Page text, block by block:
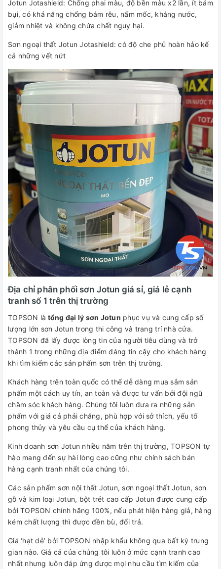
Jotun Jotashield: Chống phai màu, độ bền màu x2 lần, ít bám
bụi, có khả năng chống bám rêu, nấm mốc, kháng nước,
giảm nhiệt và không chứa chất nguy hại.
Sơn ngoại thất Jotun Jotashield: có độ che phủ hoàn hảo kể
cả những vết nứt
Địa chỉ phân phối sơn Jotun giá sỉ, giá lẻ cạnh
tranh số 1 trên thị trường
TOPSON là tổng đại lý sơn Jotun phục vụ và cung cấp số
lượng lớn sơn Jotun trong thi công và trang trí nhà cửa.
TOPSON đã lấy được lòng tin của người tiêu dùng và trở
thành 1 trong những địa điểm đáng tin cậy cho khách hàng
khi tìm kiếm các sản phẩm sơn trên thị trường.
Khách hàng trên toàn quốc có thể dễ dàng mua sắm sản
phẩm một cách uy tín, an toàn và được tư vấn bởi đội ngũ
chăm sóc khách hàng. Chúng tôi luôn đưa ra những sản
phẩm với giá cả phải chăng, phù hợp với sở thích, yếu tố
phong thủy và yêu cầu cụ thể của khách hàng.
Kinh doanh sơn Jotun nhiều năm trên thị trường, TOPSON tự
hào mang đến sự hài lòng cao cũng như chính sách bán
hàng cạnh tranh nhất của chúng tôi.
Các sản phẩm sơn nội thất Jotun, sơn ngoại thất Jotun, sơn
gỗ và kim loại Jotun, bột trét cao cấp Jotun được cung cấp
bởi TOPSON chính hãng 100%, nếu phát hiện hàng giả, hàng
kém chất lượng thì được đền bù, đổi trả.
Giá ‘hạt dẻ’ bởi TOPSON nhập khẩu không qua bất kỳ trung
gian nào. Giá cả của chúng tôi luôn ở mức cạnh tranh cao
nhất nhưng luôn đáp ứng được mọi nhu cầu tìm kiếm của